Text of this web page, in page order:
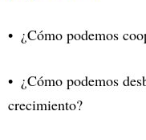
¿Cómo podemos
¿Cómo podemos
crecimiento?